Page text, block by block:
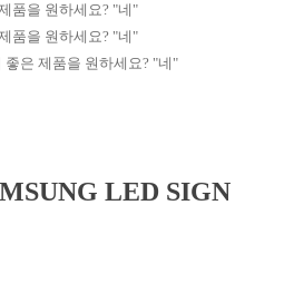
품을 원하세요? "네"
품을 원하세요? "네"
좋은 제품을 원하세요? "네"
LED SIGN